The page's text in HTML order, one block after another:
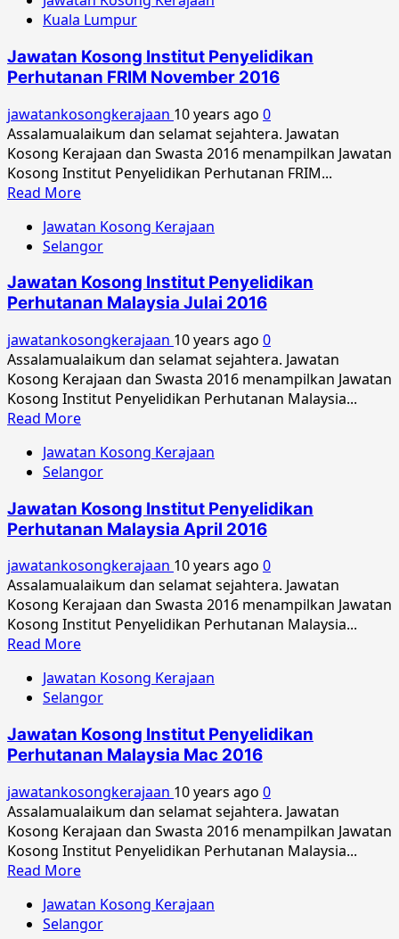
about
Jawatan
Institut
Penyelidikan
Malaysia
Disember
2016
Kuala Lumpur
Jawatan Kosong Institut Penyelidikan
Perhutanan FRIM November 2016
jawatankosongkerajaan 10 years ago 0
Assalamualaikum dan selamat sejahtera. Jawatan
Kosong Kerajaan dan Swasta 2016 menampilkan Jawatan
Kosong Institut Penyelidikan Perhutanan FRIM...
Read MoreRead
about
Jawatan
Institut
Penyelidikan
FRIM
November
2016
Jawatan Kosong Kerajaan
Selangor
Jawatan Kosong Institut Penyelidikan
Perhutanan Malaysia Julai 2016
jawatankosongkerajaan 10 years ago 0
Assalamualaikum dan selamat sejahtera. Jawatan
Kosong Kerajaan dan Swasta 2016 menampilkan Jawatan
Kosong Institut Penyelidikan Perhutanan Malaysia...
Read MoreRead
about
Jawatan
Institut
Penyelidikan
Malaysia
Julai
2016
Jawatan Kosong Kerajaan
Selangor
Jawatan Kosong Institut Penyelidikan
Perhutanan Malaysia April 2016
jawatankosongkerajaan 10 years ago 0
Assalamualaikum dan selamat sejahtera. Jawatan
Kosong Kerajaan dan Swasta 2016 menampilkan Jawatan
Kosong Institut Penyelidikan Perhutanan Malaysia...
Read MoreRead
about
Jawatan
Institut
Penyelidikan
Malaysia
April
2016
Jawatan Kosong Kerajaan
Selangor
Jawatan Kosong Institut Penyelidikan
Perhutanan Malaysia Mac 2016
jawatankosongkerajaan 10 years ago 0
Assalamualaikum dan selamat sejahtera. Jawatan
Kosong Kerajaan dan Swasta 2016 menampilkan Jawatan
Kosong Institut Penyelidikan Perhutanan Malaysia...
Read MoreRead
about
Jawatan
Jawatan Kosong Kerajaan
Selangor